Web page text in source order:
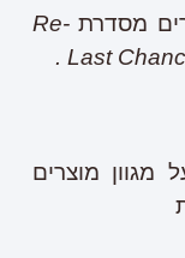
מסדרתRe-
Last
על מגוון מוצרים